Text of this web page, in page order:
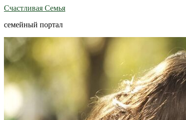
Счастливая Семья
семейный портал